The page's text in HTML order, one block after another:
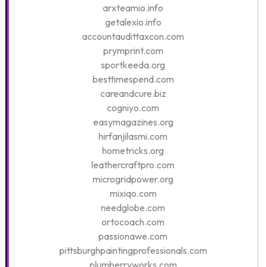
arxteamio.info
getalexio.info
accountaudittaxcon.com
prymprint.com
sportkeeda.org
besttimespend.com
careandcure.biz
cogniyo.com
easymagazines.org
hirfanjilasmi.com
hometricks.org
leathercraftpro.com
microgridpower.org
mixiqo.com
needglobe.com
ortocoach.com
passionawe.com
pittsburghpaintingprofessionals.com
plumberryworks.com